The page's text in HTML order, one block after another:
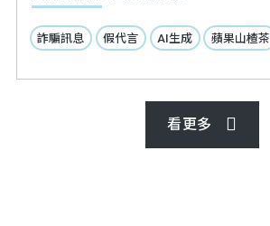
詐騙訊息 假代言 AI生成 蘋果山楂茶
看更多